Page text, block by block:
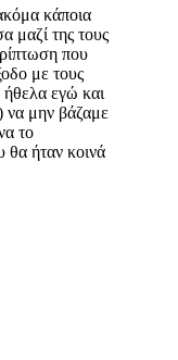
κάποια
μαζί της τους
που
με τους
εγώ και
να μην βάζαμε
το
θα ήταν κοινά